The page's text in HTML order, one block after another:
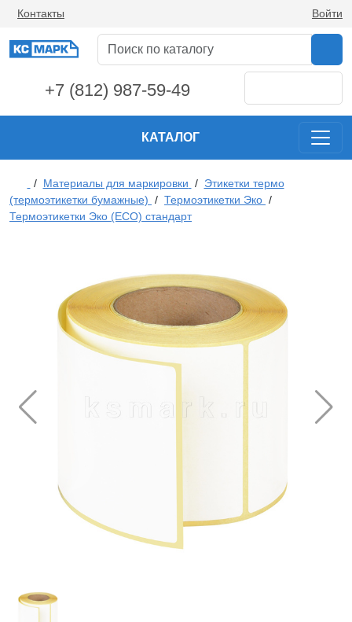
Контакты Войти
+7 (812) 987-59-49
КАТАЛОГ
/ Материалы для маркировки / Этикетки термо
(термоэтикетки бумажные) / Термоэтикетки Эко /
Термоэтикетки Эко (ECO) стандарт